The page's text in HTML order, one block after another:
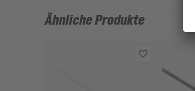
Ähnliche Produkte